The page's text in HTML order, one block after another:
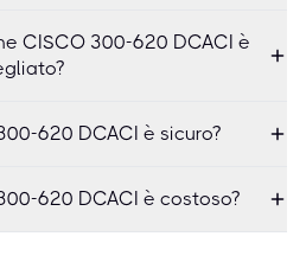
CISCO 300-620 DCACI è
620 DCACI è sicuro?
620 DCACI è costoso?